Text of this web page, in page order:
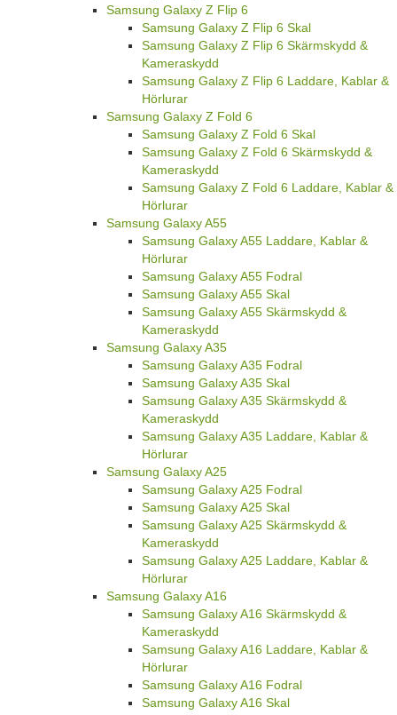
Samsung Galaxy Z Flip 6
Samsung Galaxy Z Flip 6 Skal
Samsung Galaxy Z Flip 6 Skärmskydd &
Kameraskydd
Samsung Galaxy Z Flip 6 Laddare, Kablar &
Hörlurar
Samsung Galaxy Z Fold 6
Samsung Galaxy Z Fold 6 Skal
Samsung Galaxy Z Fold 6 Skärmskydd &
Kameraskydd
Samsung Galaxy Z Fold 6 Laddare, Kablar &
Hörlurar
Samsung Galaxy A55
Samsung Galaxy A55 Laddare, Kablar &
Hörlurar
Samsung Galaxy A55 Fodral
Samsung Galaxy A55 Skal
Samsung Galaxy A55 Skärmskydd &
Kameraskydd
Samsung Galaxy A35
Samsung Galaxy A35 Fodral
Samsung Galaxy A35 Skal
Samsung Galaxy A35 Skärmskydd &
Kameraskydd
Samsung Galaxy A35 Laddare, Kablar &
Hörlurar
Samsung Galaxy A25
Samsung Galaxy A25 Fodral
Samsung Galaxy A25 Skal
Samsung Galaxy A25 Skärmskydd &
Kameraskydd
Samsung Galaxy A25 Laddare, Kablar &
Hörlurar
Samsung Galaxy A16
Samsung Galaxy A16 Skärmskydd &
Kameraskydd
Samsung Galaxy A16 Laddare, Kablar &
Hörlurar
Samsung Galaxy A16 Fodral
Samsung Galaxy A16 Skal